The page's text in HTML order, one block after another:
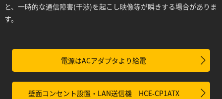
と、一時的な通信障害(干渉)を起こし映像等が瞬きする場合がありま
す。
電源はACアダプタより給電
壁面コンセント設置・LAN送信機 HCE-CP1ATX